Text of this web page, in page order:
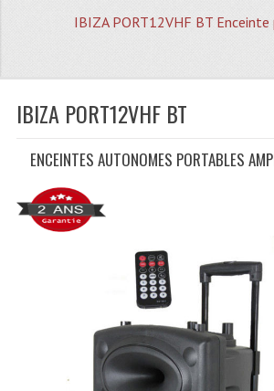
Plan Acces, Horaires.
Le Matériel D´occasion
Sonorisation
Accessoires Pieds Cellules
Accessoires Enceintes
IBIZA PORT12VHF BT
IBIZA PORT12VHF BT
ENCEINTES AUTONOMES PORTABLES